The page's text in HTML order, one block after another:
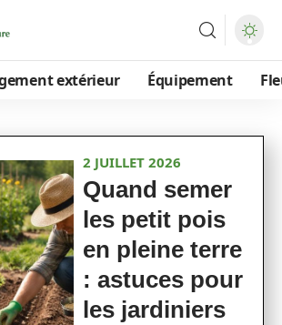
extérieur Équipement
2 JUILLET 2026
Quand semer
les petit pois
en pleine terre
: astuces pour
les jardiniers